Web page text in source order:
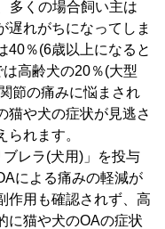
多くの場合飼い主は
遅れがちになってしま
40％(6歳以上になると
高齢犬の20％(大型
節の痛みに悩まされ
猫や犬の症状が見逃さ
れます。
ブレラ(犬用)」を投与
による痛みの軽減が
作用も確認されず、高
に猫や犬のOAの症状